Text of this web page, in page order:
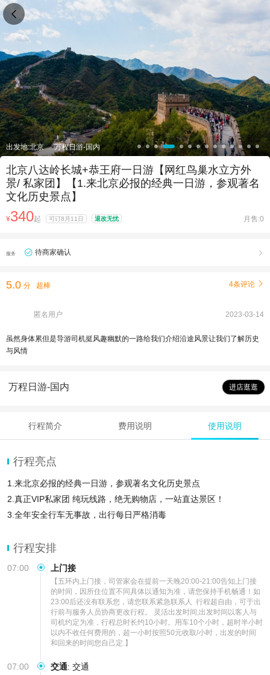
出发地:北京 万程日游-国内
北京八达岭长城+恭王府一日游【网红鸟巢水立方外
景/ 私家团】【1.来北京必报的经典一日游，参观著名
文化历史景点】
¥340起 可订8月11日 退改无忧 月售:0
服务 待商家确认 
5.0 分 超棒 4条评论 
匿名用户 2023-03-14
虽然身体累但是导游司机挺风趣幽默的一路给我们介绍沿途风景让我们了解历史
与风情
万程日游-国内 进店逛逛
行程简介 费用说明 使用说明
行程亮点
1.来北京必报的经典一日游，参观著名文化历史景点
2.真正VIP私家团 纯玩线路，绝无购物店，一站直达景区！
3.全年安全行车无事故，出行每日严格消毒
行程安排
07:00 上门接
【五环内上门接，司管家会在提前一天晚20:00-21:00告知上门接
的时间，因所住位置不同具体以通知为准，请您保持手机畅通！如
23:00后还没有联系您，请您联系紧急联系人  行程超自由，可于出
行前与服务人员协商更改行程。 灵活出发时间,出发时间以客人与
司机约定为准，行程总时长约10小时。用车10个小时，超时半小时
以内不收任何费用的，超一小时按照50元收取/小时，出发的时间
和回来的时间您自己定.】
07:00 交通: 交通
